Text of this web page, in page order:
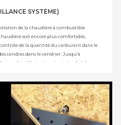
SYSTÈME)
de la chaudière à combustible
soit encore plus comfortable,
contrôle de la quantité du carburant dans le
cendres dans le cendrier. Jusqu’à
marché n᾿étaient pas équipées de tels
les cendres. Le système construit par la
l᾿utilisateur longtemps à l᾿avance des
le carburant et enlever les cendres). Les
du monit sur l᾿écran du régulateur de la
Cette solution technique est protégée